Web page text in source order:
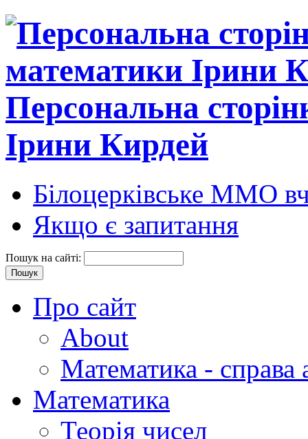
Персональна
Ірини Кирдей
Білоцерківське ММО
Якщо є запитання
Пошук на сайті:
Про сайт
About
Математика - справа
Математика
Теорія чисел